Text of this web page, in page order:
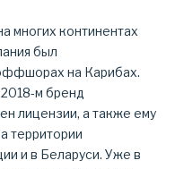
многих континентах
был
на Карибах.
м бренд
лицензии, а также ему
территории
и в Беларуси. Уже в